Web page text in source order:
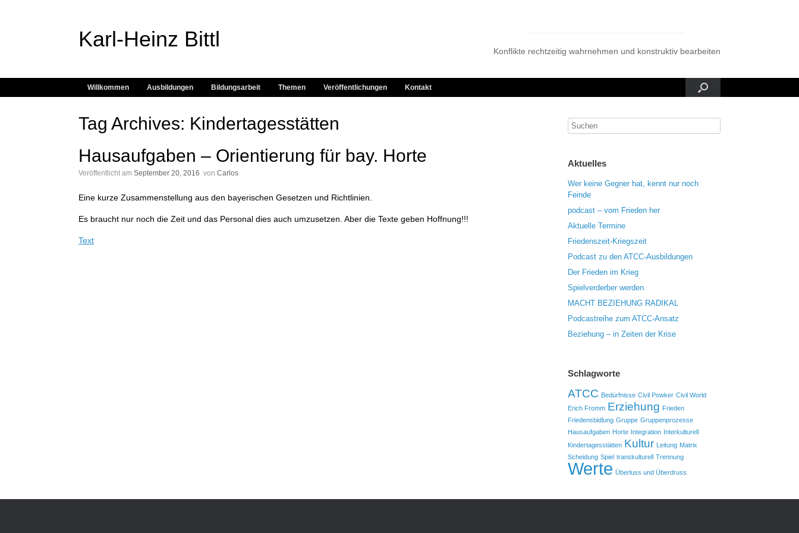
Karl-Heinz Bittl
Konflikte rechtzeitig wahrnehmen und konstruktiv bearbeiten
Willkommen Ausbildungen Bildungsarbeit Themen Veröffentlichungen Kontakt
Tag Archives: Kindertagesstätten
Hausaufgaben – Orientierung für bay. Horte
Veröffentlicht am September 20, 2016 von Carlos
Eine kurze Zusammenstellung aus den bayerischen Gesetzen und Richtlinien.
Es braucht nur noch die Zeit und das Personal dies auch umzusetzen. Aber die Texte geben Hoffnung!!!
Text
Aktuelles
Wer keine Gegner hat, kennt nur noch
Feinde
podcast – vom Frieden her
Aktuelle Termine
Friedenszeit-Kriegszeit
Podcast zu den ATCC-Ausbildungen
Der Frieden im Krieg
Spielverderber werden
MACHT BEZIEHUNG RADIKAL
Podcastreihe zum ATCC-Ansatz
Beziehung – in Zeiten der Krise
Schlagworte
ATCC Bedürfnisse Civil Powker Civil World
Erich Fromm Erziehung Frieden
Friedensbidlung Gruppe Gruppenprozesse
Hausaufgaben Horte Integration Interkulturell
Kindertagesstätten Kultur Leitung Matrix
Scheidung Spiel transkulturell Trennung
Werte Überluss und Überdruss